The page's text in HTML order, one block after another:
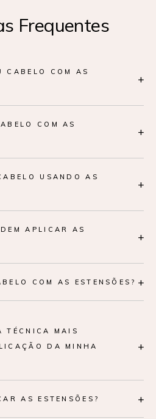
Frequentes
CABELO COM AS
+
COM AS
+
USANDO AS
+
APLICAR AS
+
COM AS ESTENSÕES? +
TÉCNICA MAIS
DA MINHA
+
AS ESTENSÕES? +